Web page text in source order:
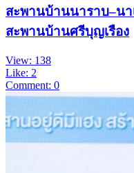
สะพานบ้านนาราบ–น
สะพานบ้านศรีบุญเรือง
View: 138
Like: 2
Comment: 0